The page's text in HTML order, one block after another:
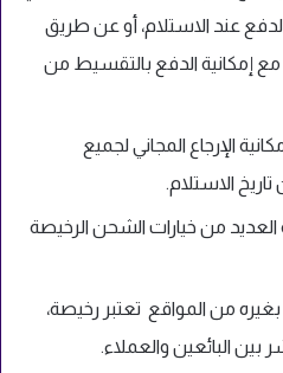
عند الاستلام، أو عن طريق
مع إمكانية الدفع بالتقسيط من
الإرجاع المجاني لجميع
من خيارات الشحن الرخيصة
من المواقع تعتبر رخيصة،
البائعين والعملاء.